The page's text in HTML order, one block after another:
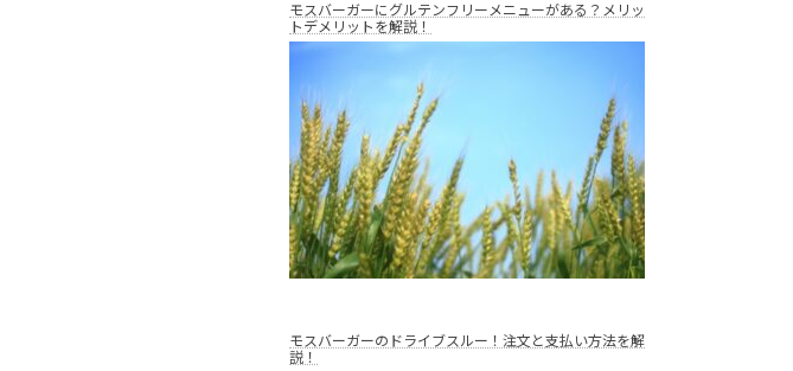
モスバーガーにグルテンフリーメニューがある？メリッ
トデメリットを解説！
モスバーガーのドライブスルー！注文と支払い方法を解
説！